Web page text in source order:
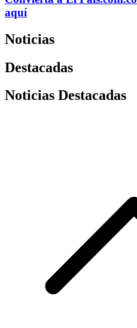
aquí
Noticias
Destacadas
Noticias Destacadas